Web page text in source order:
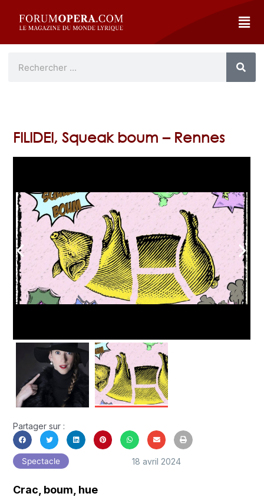
FILIDEI, Squeak boum – Rennes
arrow_back_ios arrow_forward_ios
Partager sur :
Spectacle 18 avril 2024
Crac, boum, hue